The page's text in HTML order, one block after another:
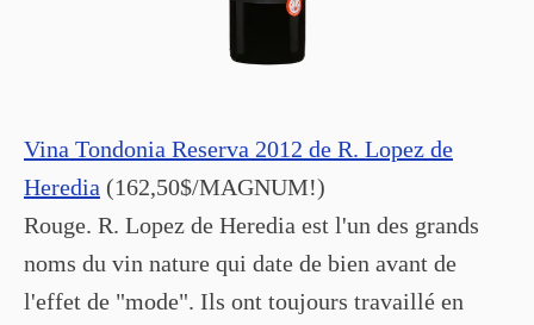
Vina Tondonia Reserva 2012 de R. Lopez de
Heredia (162,50$/MAGNUM!)
Rouge. R. Lopez de Heredia est l'un des grands
noms du vin nature qui date de bien avant de
l'effet de "mode". Ils ont toujours travaillé en